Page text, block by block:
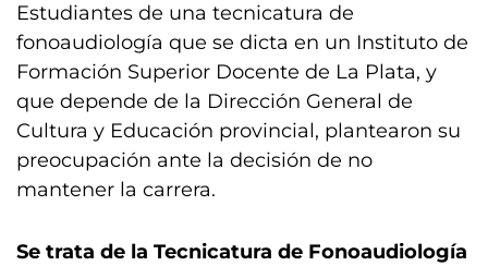
Estudiantes de una tecnicatura de
fonoaudiología que se dicta en un Instituto de
Formación Superior Docente de La Plata, y
que depende de la Dirección General de
Cultura y Educación provincial, plantearon su
preocupación ante la decisión de no
mantener la carrera.
Se trata de la Tecnicatura de Fonoaudiología